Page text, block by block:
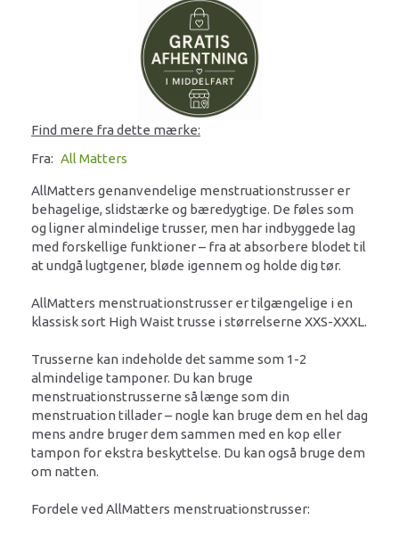
Find mere fra dette mærke:
Fra: All Matters
AllMatters genanvendelige menstruationstrusser er
behagelige, slidstærke og bæredygtige. De føles som
og ligner almindelige trusser, men har indbyggede lag
med forskellige funktioner – fra at absorbere blodet til
at undgå lugtgener, bløde igennem og holde dig tør.
AllMatters menstruationstrusser er tilgængelige i en
klassisk sort High Waist trusse i størrelserne XXS-XXXL.
Trusserne kan indeholde det samme som 1-2
almindelige tamponer. Du kan bruge
menstruationstrusserne så længe som din
menstruation tillader – nogle kan bruge dem en hel dag
mens andre bruger dem sammen med en kop eller
tampon for ekstra beskyttelse. Du kan også bruge dem
om natten.
Fordele ved AllMatters menstruationstrusser: